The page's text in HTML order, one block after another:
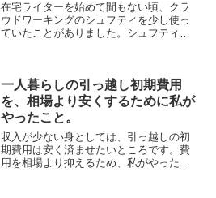
在宅ライターを始めて間もない頃、クラ
ウドワーキングのシュフティを少し使っ
ていたことがありました。シュフティの
です。単価が安いながら、...
一人暮らしの引っ越し初期費用
を、相場より安くするために私が
やったこと。
収入が少ない身としては、引っ越しの初
期費用は安く済ませたいところです。費
用を相場より抑えるため、私がやった対